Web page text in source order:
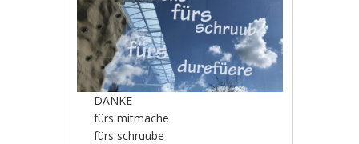
DANKE
fürs mitmache
fürs schruube